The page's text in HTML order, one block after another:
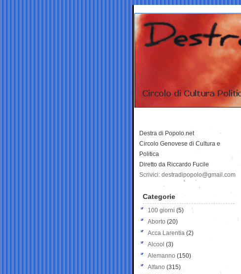
Destra di Popolo.net
Circolo Genovese di Cultura e
Politica
Diretto da Riccardo Fucile
Scrivici: destradipopolo@gmail.com
Categorie
100 giorni (5)
Aborto (20)
Acca Larentia (2)
Alcool (3)
Alemanno (150)
Alfano (315)